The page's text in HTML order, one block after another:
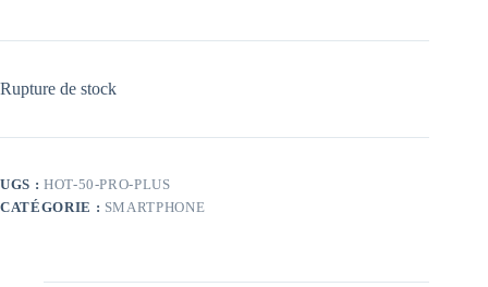
Rupture de stock
UGS : HOT-50-PRO-PLUS
CATÉGORIE : SMARTPHONE